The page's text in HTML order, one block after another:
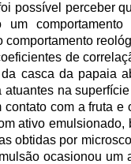
possível perceber
de
casca da papaia
na
com a fruta
ativo
obtidas por
ocasionou